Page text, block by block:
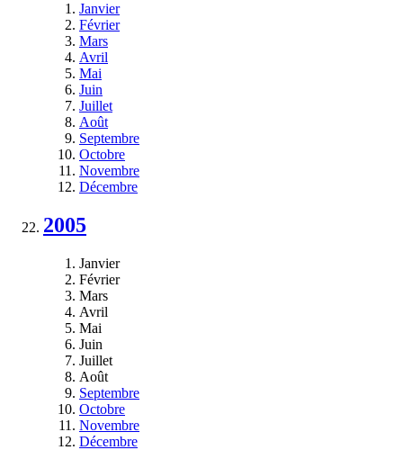
Janvier
Février
Mars
Avril
Mai
Juin
Juillet
Août
Septembre
Octobre
Novembre
Décembre
2005
Janvier
Février
Mars
Avril
Mai
Juin
Juillet
Août
Septembre
Octobre
Novembre
Décembre